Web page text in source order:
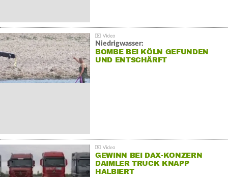
Niedrigwasser:
BOMBE BEI KÖLN GEFUNDEN
UND ENTSCHÄRFT
GEWINN BEI DAX-KONZERN
DAIMLER TRUCK KNAPP
HALBIERT